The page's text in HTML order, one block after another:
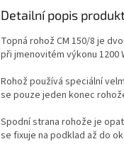
Detailní popis
Topná rohož CM 150/8 je
při jmenovitém výkonu 1200
Rohož používá speciální
se pouze jeden konec
Spodní strana rohože je
se fixuje na podklad až do